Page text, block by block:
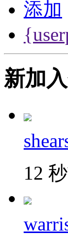
添加
新加
12